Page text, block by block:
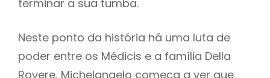
terminar a sua tumba.
Neste ponto da história há uma luta de
poder entre os Médicis e a família Della
Rovere, Michelangelo começa a ver que